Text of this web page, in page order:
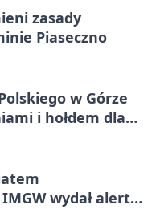
zasady
Piaseczno
w Górze
i hołdem dla
wydał alert